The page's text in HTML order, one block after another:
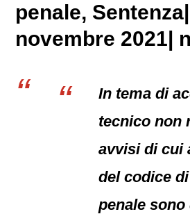
penale,
novembre 2021|
In tema di
tecnico non
avvisi di cui
del codice
penale